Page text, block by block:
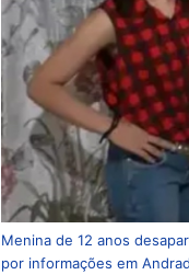
Menina de 12 anos
por informações em